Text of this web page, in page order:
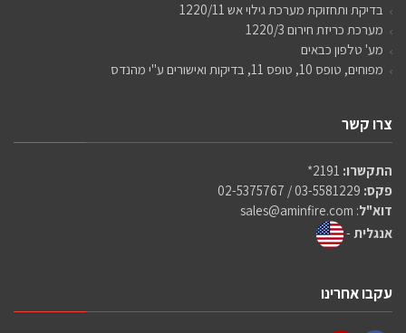
בדיקת ותחזוקת מערכת גילוי אש 1220/11
מערכת כריזת חירום 1220/3
מע' טלפון כבאים
מפוחים, טופס 10, טופס 11, בדיקות ואישורים ע"י מהנדס
צרו קשר
התקשרו: 2191*
פקס:
דוא"ל:
sales@aminfire.com
אנגלית -
עקבו אחרינו